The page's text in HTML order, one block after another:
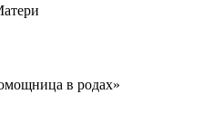
в родах»